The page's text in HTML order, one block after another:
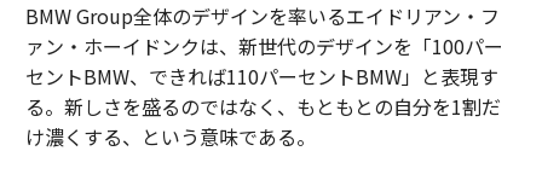
BMW Group全体のデザインを率いるエイドリアン・フ
ァン・ホーイドンクは、新世代のデザインを「100パー
セントBMW、できれば110パーセントBMW」と表現す
る。新しさを盛るのではなく、もともとの自分を1割だ
け濃くする、という意味である。